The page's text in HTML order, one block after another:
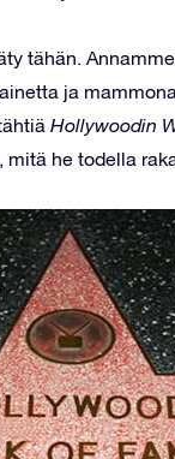
tähän.
ja
Hollywoodin
mitä he todella